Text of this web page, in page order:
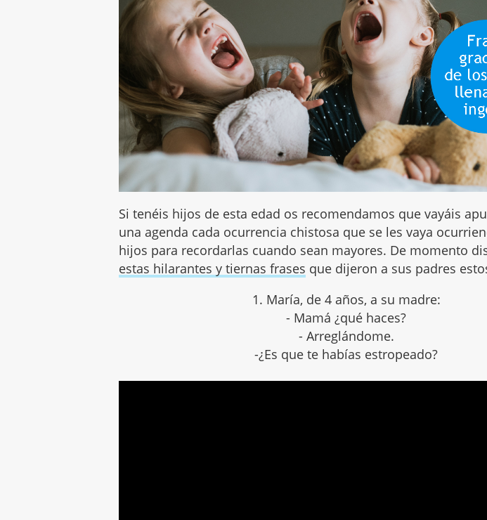
Si tenéis hijos de esta edad os recomendamos que vayáis
una agenda cada ocurrencia chistosa que se les vaya
hijos para recordarlas cuando sean mayores. De momento
estas hilarantes y tiernas frases que dijeron a sus padres
1. María, de 4 años, a su madre:
- Mamá ¿qué haces?
- Arreglándome.
-¿Es que te habías estropeado?